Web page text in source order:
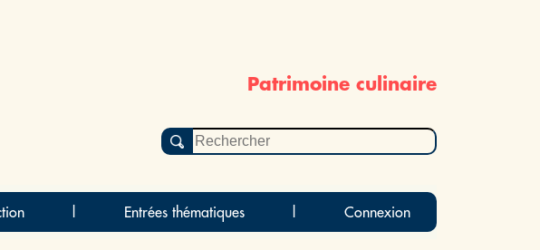
Patrimoine culinaire
Entrées thématiques Connexion